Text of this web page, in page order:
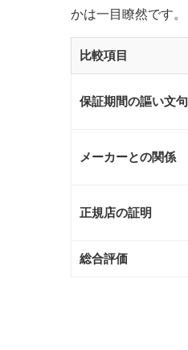
かは一目瞭然です。
比較項目
保証期間の謳い文句
メーカーとの関係
正規店の証明
総合評価